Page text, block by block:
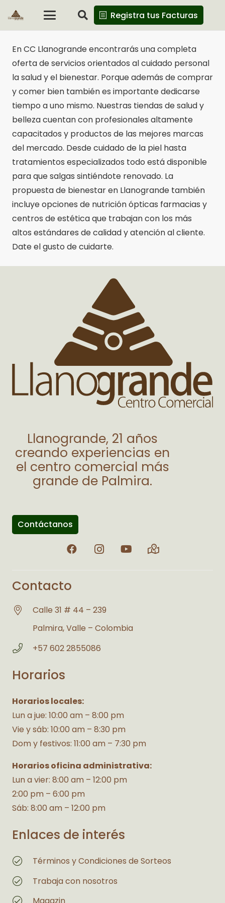
Registra tus Facturas
En CC Llanogrande encontrarás una completa
oferta de servicios orientados al cuidado personal
la salud y el bienestar. Porque además de comprar
y comer bien también es importante dedicarse
tiempo a uno mismo. Nuestras tiendas de salud y
belleza cuentan con profesionales altamente
capacitados y productos de las mejores marcas
del mercado. Desde cuidado de la piel hasta
tratamientos especializados todo está disponible
para que salgas sintiéndote renovado. La
propuesta de bienestar en Llanogrande también
incluye opciones de nutrición ópticas farmacias y
centros de estética que trabajan con los más
altos estándares de calidad y atención al cliente.
Date el gusto de cuidarte.
Llanogrande, 21 años
creando experiencias en
el centro comercial más
grande de Palmira.
Contáctanos
Contacto
Calle 31 # 44 – 239
Palmira, Valle – Colombia
+57 602 2855086
Horarios
Horarios locales:
Lun a jue: 10:00 am – 8:00 pm
Vie y sáb: 10:00 am – 8:30 pm
Dom y festivos: 11:00 am – 7:30 pm
Horarios oficina administrativa:
Lun a vier: 8:00 am – 12:00 pm
2:00 pm – 6:00 pm
Sáb: 8:00 am – 12:00 pm
Enlaces de interés
Términos y Condiciones de Sorteos
Trabaja con nosotros
Magazin